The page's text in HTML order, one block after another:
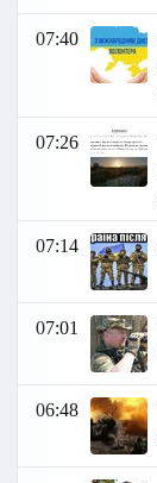
07:40
07:26
07:14
07:01
06:48